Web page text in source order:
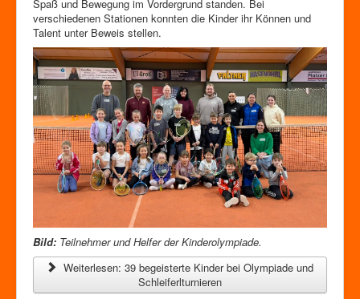
Spaß und Bewegung im Vordergrund standen. Bei
verschiedenen Stationen konnten die Kinder ihr Können und
Talent unter Beweis stellen.
Bild: Teilnehmer und Helfer der Kinderolympiade.
Weiterlesen: 39 begeisterte Kinder bei Olympiade und
Schleiferlturnieren